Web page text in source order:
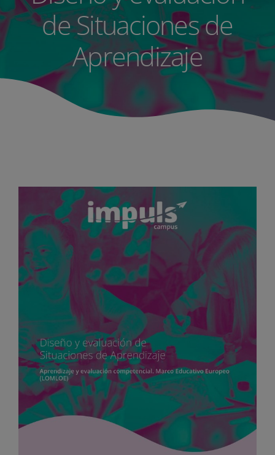
de Situaciones de
Aprendizaje